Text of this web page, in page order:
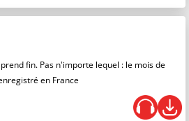
fin. Pas n'importe lequel : le mois de
en France